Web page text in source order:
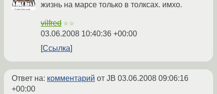
жизнь на марсе только в толксах. имхо.
vilfred ☆☆
03.06.2008 10:40:36 +00:00
Ссылка
Ответ на: комментарий от JB 03.06.2008 09:06:16
+00:00